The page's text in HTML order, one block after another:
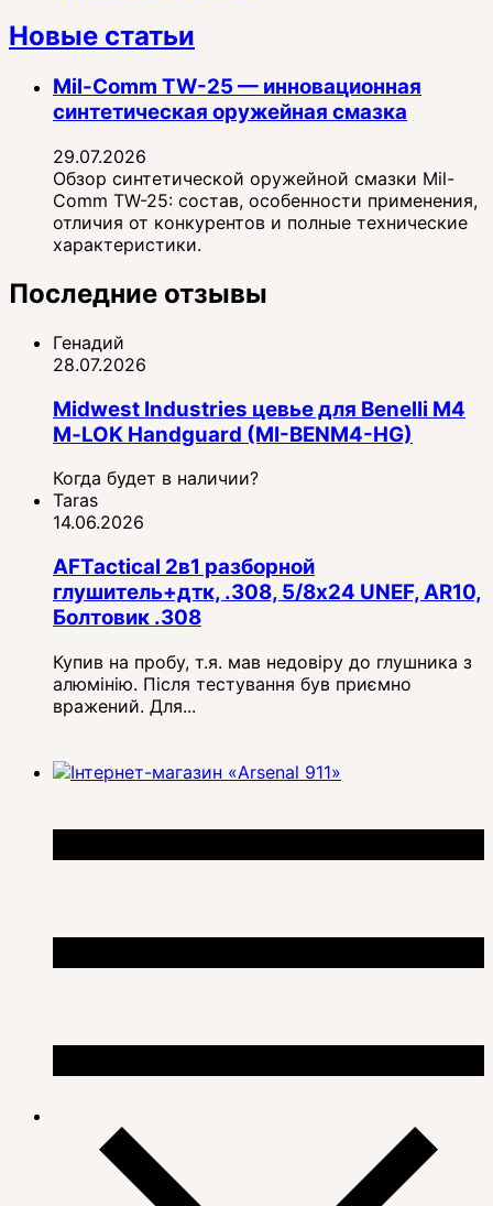
Новые статьи
Mil-Comm TW-25 — инновационная
синтетическая оружейная смазка
29.07.2026
Обзор синтетической оружейной смазки Mil-
Comm TW-25: состав, особенности применения,
отличия от конкурентов и полные технические
характеристики.
Последние отзывы
Генадий
28.07.2026
Midwest Industries цевье для Benelli M4
M‑LOK Handguard (MI-BENM4-HG)
Когда будет в наличии?
Taras
14.06.2026
AFTactical 2в1 разборной
глушитель+дтк, .308, 5/8x24 UNEF, AR10,
Болтовик .308
Купив на пробу, т.я. мав недовіру до глушника з
алюмінію. Після тестування був приємно
вражений. Для...